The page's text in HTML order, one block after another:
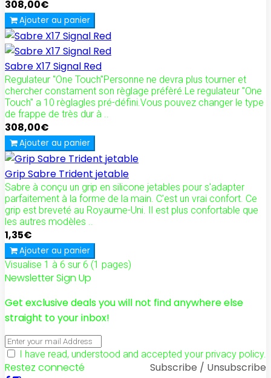
308,00€
Ajouter au panier
Sabre X17 Signal Red
Regulateur "One Touch"Personne ne devra plus tourner et
chercher constament son règlage préfèré.Le regulateur "One
Touch" a 10 règlagles pré-défini.Vous pouvez changer le type
de frappe de très dur à ..
308,00€
Ajouter au panier
Grip Sabre Trident jetable
Sabre à conçu un grip en silicone jetables pour s'adapter
parfaitement à la forme de la main. C'est un vrai confort. Ce
grip est breveté au Royaume-Uni. Il est plus confortable que
les autres modèles ..
1,35€
Ajouter au panier
Visualise 1 à 6 sur 6 (1 pages)
Newsletter Sign Up
Get exclusive deals you will not find anywhere else
straight to your inbox!
I have read, understood and accepted your privacy policy.
Subscribe / Unsubscribe
Restez connecté